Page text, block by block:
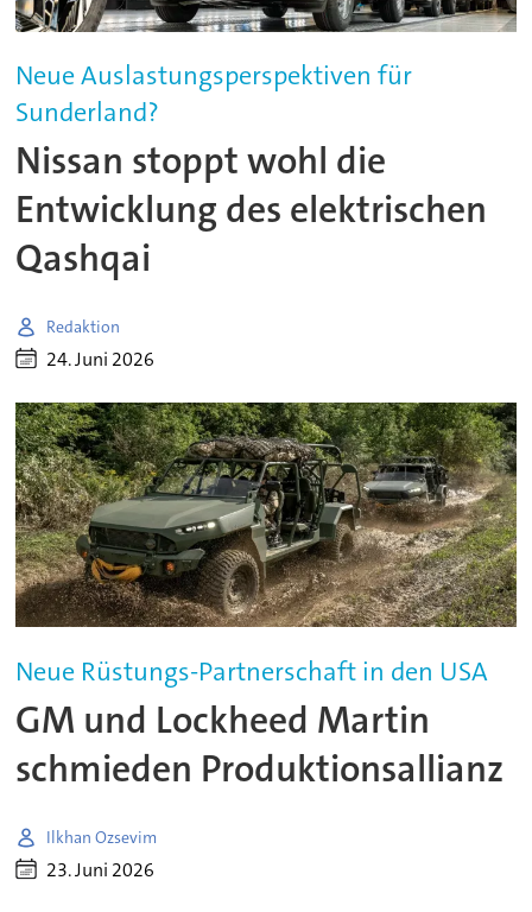
Neue Auslastungsperspektiven für
Sunderland?
Nissan stoppt wohl die
Entwicklung des elektrischen
Qashqai
Redaktion
24. Juni 2026
Neue Rüstungs-Partnerschaft in den USA
GM und Lockheed Martin
schmieden Produktionsallianz
Ilkhan Ozsevim
23. Juni 2026